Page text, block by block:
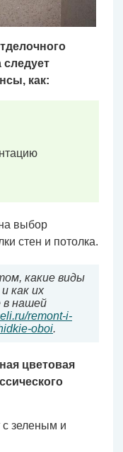
следует
как:
выбор
стен и потолка.
какие виды
как их
нашей
remont-i-
oboi.
цветовая
с зеленым и